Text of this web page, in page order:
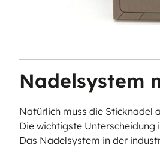
Nadelsystem
Natürlich muss die Sticknadel
Die wichtigste Unterscheidung
Das Nadelsystem in der